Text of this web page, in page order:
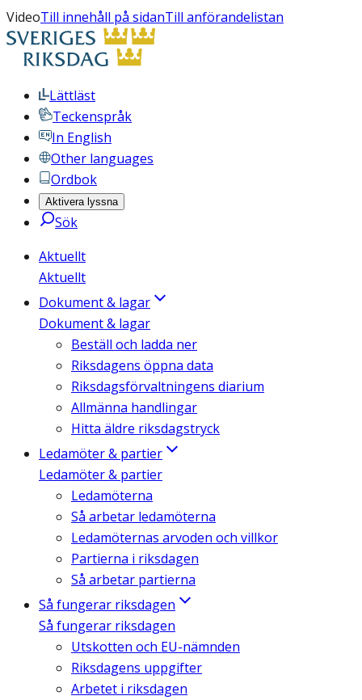
VideoTill innehåll på sidanTill anförandelistan
Lättläst
Teckenspråk
In English
Other languages
Ordbok
Aktivera lyssna
Sök
Aktuellt
Aktuellt
Dokument & lagar
Dokument & lagar
Beställ och ladda ner
Riksdagens öppna data
Riksdagsförvaltningens diarium
Allmänna handlingar
Hitta äldre riksdagstryck
Ledamöter & partier
Ledamöter & partier
Ledamöterna
Så arbetar ledamöterna
Ledamöternas arvoden och villkor
Partierna i riksdagen
Så arbetar partierna
Så fungerar riksdagen
Så fungerar riksdagen
Utskotten och EU-nämnden
Riksdagens uppgifter
Arbetet i riksdagen